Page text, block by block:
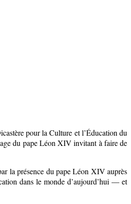
pour la Culture et l’Éducation du
du pape Léon XIV invitant à faire de
la présence du pape Léon XIV auprès
dans le monde d’aujourd’hui — et